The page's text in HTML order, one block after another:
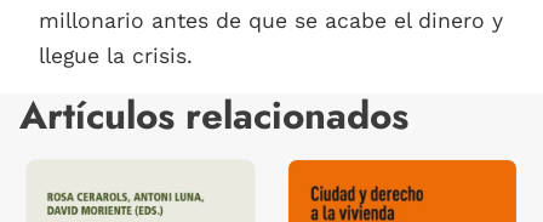
millonario antes de que se acabe el dinero y
llegue la crisis.
Artículos relacionados